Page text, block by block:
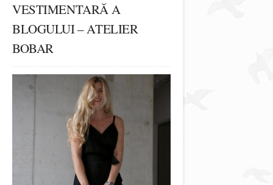
VESTIMENTARĂ A
BLOGULUI – ATELIER
BOBAR